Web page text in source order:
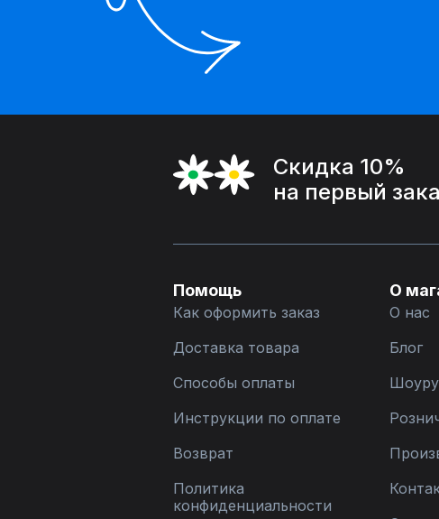
Скидка 10%
на первый
Помощь
Как оформить заказ
Доставка товара
Способы оплаты
Инструкции по оплате
Возврат
Политика
конфиденциальности
О
О нас
Блог